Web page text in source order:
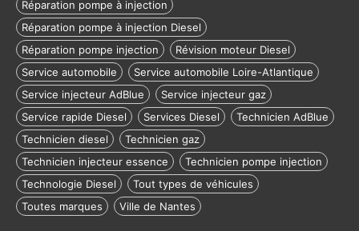
Réparation pompe à injection
Réparation pompe à injection Diesel
Réparation pompe injection
Révision moteur Diesel
Service automobile
Service automobile Loire-Atlantique
Service injecteur AdBlue
Service injecteur gaz
Service rapide Diesel
Services Diesel
Technicien AdBlue
Technicien diesel
Technicien gaz
Technicien injecteur essence
Technicien pompe injection
Technologie Diesel
Tout types de véhicules
Toutes marques
Ville de Nantes